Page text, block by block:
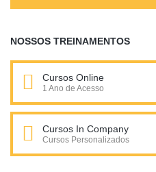
NOSSOS TREINAMENTOS
Cursos Online
1 Ano de Acesso
Cursos In Company
Cursos Personalizados